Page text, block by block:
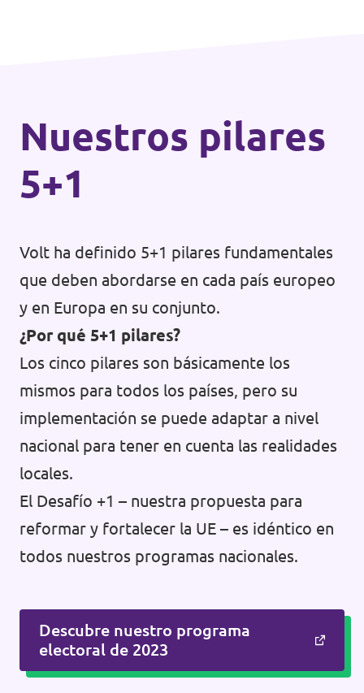
Nuestros pilares
5+1
Volt ha definido 5+1 pilares fundamentales
que deben abordarse en cada país europeo
y en Europa en su conjunto.
¿Por qué 5+1 pilares?
Los cinco pilares son básicamente los
mismos para todos los países, pero su
implementación se puede adaptar a nivel
nacional para tener en cuenta las realidades
locales.
El Desafío +1 – nuestra propuesta para
reformar y fortalecer la UE – es idéntico en
todos nuestros programas nacionales.
Descubre nuestro programa
electoral de 2023